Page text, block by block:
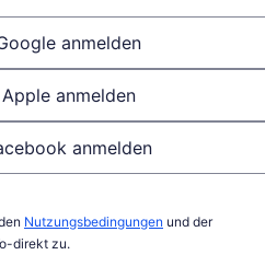
anmelden
anmelden
anmelden
Nutzungsbedingungen und der
direkt zu.